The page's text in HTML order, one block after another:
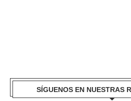
SÍGUENOS EN NUESTRAS